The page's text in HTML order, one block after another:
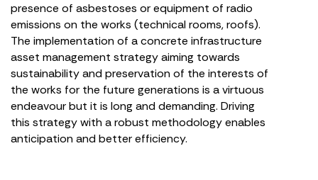
presence of asbestoses or equipment of radio
emissions on the works (technical rooms, roofs).
The implementation of a concrete infrastructure
asset management strategy aiming towards
sustainability and preservation of the interests of
the works for the future generations is a virtuous
endeavour but it is long and demanding. Driving
this strategy with a robust methodology enables
anticipation and better efficiency.